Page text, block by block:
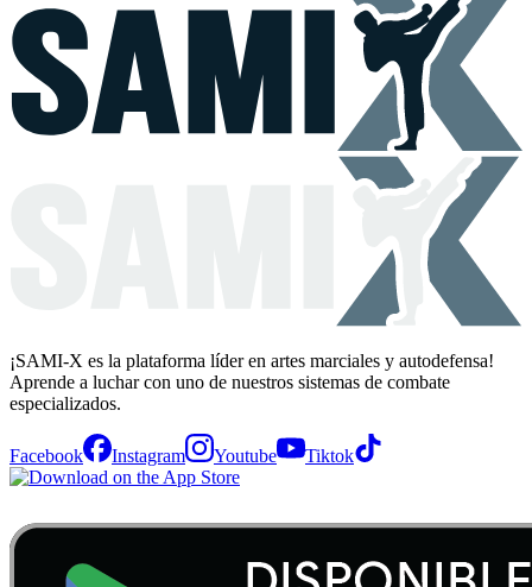
¡SAMI-X es la plataforma líder en artes marciales y autodefensa!
Aprende a luchar con uno de nuestros sistemas de combate
especializados.
Facebook Instagram Youtube Tiktok